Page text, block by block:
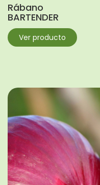
Rábano
BARTENDER
Ver producto